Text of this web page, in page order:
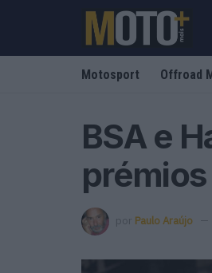
Motosport Offroad
BSA e
por Paulo Araújo